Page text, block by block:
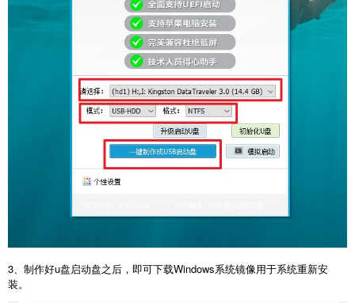
3、制作好u盘启动盘之后，即可下载Windows系统镜像用于系统重新安
装。